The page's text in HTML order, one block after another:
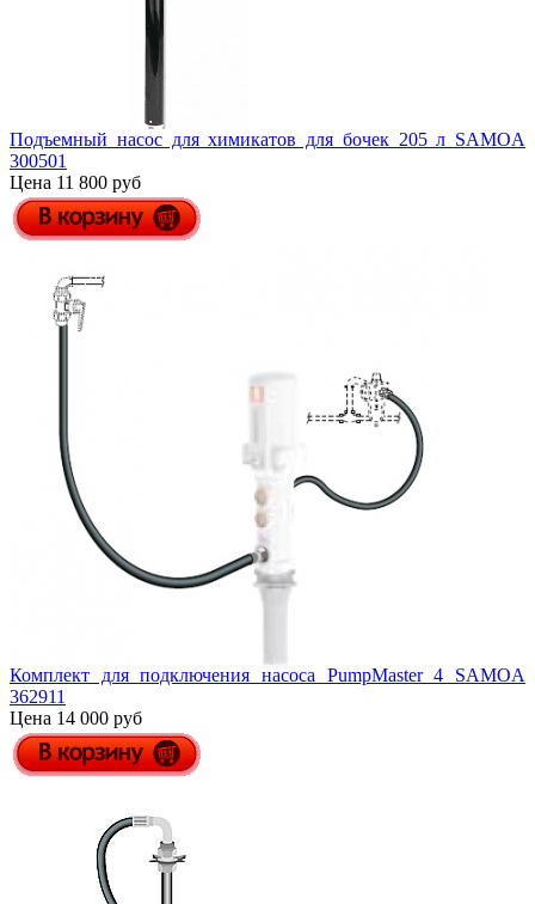
Подъемный насос для химикатов для бочек 205 л SAMOA
300501
Цена 11 800 руб
Комплект для подключения насоса PumpMaster 4 SAMOA
362911
Цена 14 000 руб